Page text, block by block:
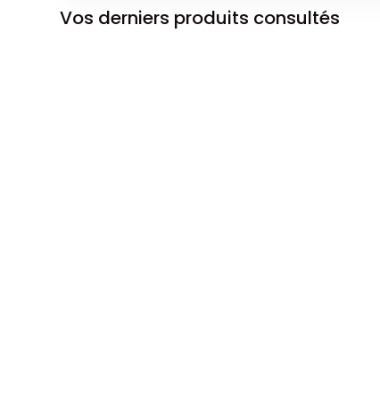
Vos derniers produits consultés